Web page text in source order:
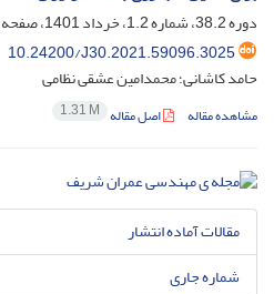
دوره 38.2، شماره 1.2، خرداد 1401، صفحه
10.24200/J30.2021.59096.3025
حامد کاشانی؛ محمدامین عشقی نظامی
مشاهده مقاله اصل مقاله 1.31 M
مقالات آماده انتشار
شماره جاری